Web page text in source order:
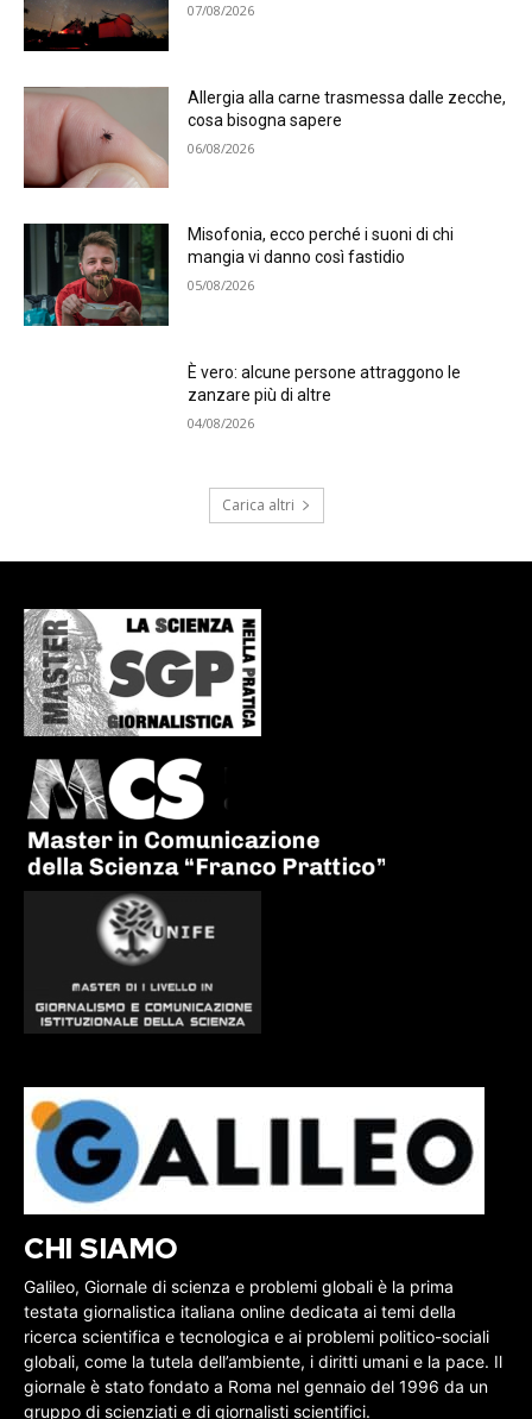
07/08/2026
Allergia alla carne trasmessa dalle zecche,
cosa bisogna sapere
06/08/2026
Misofonia, ecco perché i suoni di chi
mangia vi danno così fastidio
05/08/2026
È vero: alcune persone attraggono le
zanzare più di altre
04/08/2026
Carica altri
CHI SIAMO
Galileo, Giornale di scienza e problemi globali è la prima
testata giornalistica italiana online dedicata ai temi della
ricerca scientifica e tecnologica e ai problemi politico-sociali
globali, come la tutela dell’ambiente, i diritti umani e la pace. Il
giornale è stato fondato a Roma nel gennaio del 1996 da un
gruppo di scienziati e di giornalisti scientifici.